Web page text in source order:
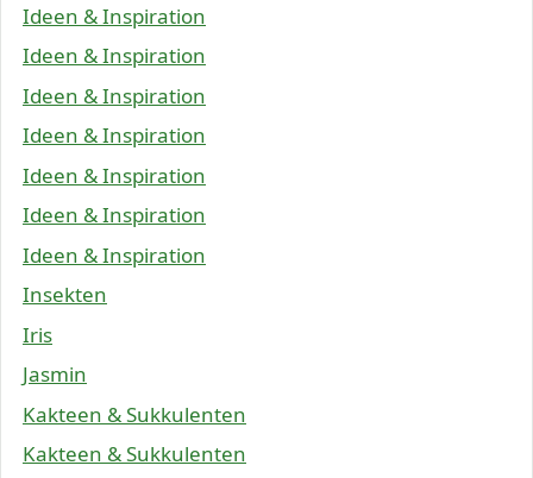
Ideen & Inspiration
Ideen & Inspiration
Ideen & Inspiration
Ideen & Inspiration
Ideen & Inspiration
Ideen & Inspiration
Ideen & Inspiration
Insekten
Iris
Jasmin
Kakteen & Sukkulenten
Kakteen & Sukkulenten